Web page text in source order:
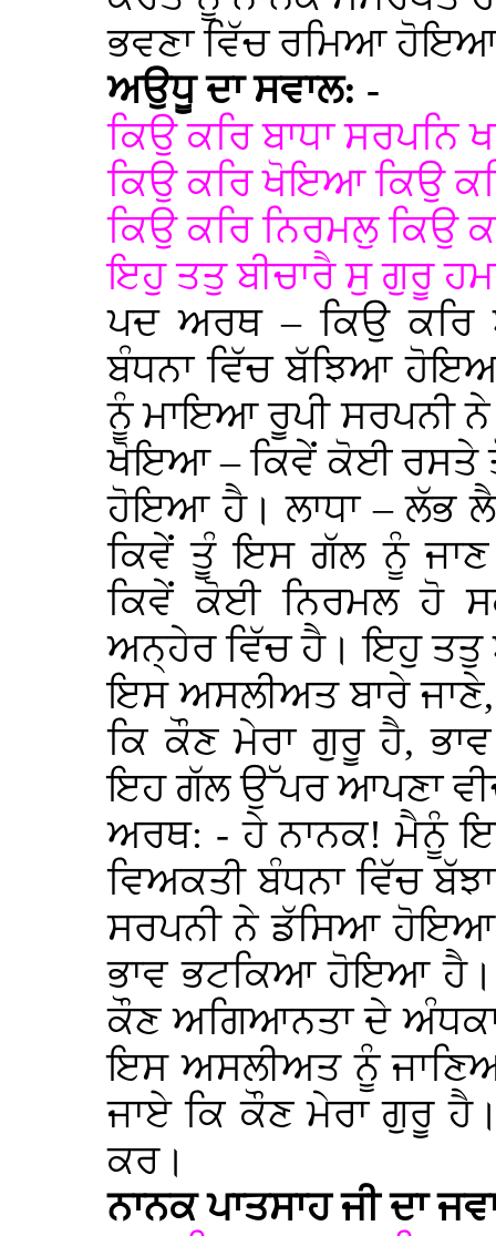
ਭਵਣਾ ਵਿੱਚ ਰਮਿਆ
ਅਉਧੂ ਦਾ ਸਵਾਲ: -
ਕਿਉ ਕਰਿ ਬਾਧਾ ਸਰਪਨਿ
ਕਿਉ ਕਰਿ ਖੋਇਆ ਕਿਉ
ਕਿਉ ਕਰਿ ਨਿਰਮਲੁ ਕਿਉ
ਇਹੁ ਤਤੁ ਬੀਚਾਰੈ ਸੁ ਗੁਰੂ
ਪਦ ਅਰਥ – ਕਿਉ ਕਰਿ
ਬੰਧਨਾ ਵਿੱਚ ਬੱਝਿਆ ਹੋਇਆ
ਨੂੰ ਮਾਇਆ ਰੂਪੀ ਸਰਪਨੀ
ਖੋਇਆ – ਕਿਵੇਂ ਕੋਈ
ਹੋਇਆ ਹੈ। ਲਾਧਾ – ਲੱਭ
ਕਿਵੇਂ ਤੂੰ ਇਸ ਗੱਲ ਨੂੰ
ਕਿਵੇਂ ਕੋਈ ਨਿਰਮਲ ਹੋ
ਅਨ੍ਹੇਰ ਵਿੱਚ ਹੈ। ਇਹੁ ਤਤੁ
ਇਸ ਅਸਲੀਅਤ ਬਾਰੇ
ਕਿ ਕੌਣ ਮੇਰਾ ਗੁਰੂ ਹੈ,
ਇਹ ਗੱਲ ਉੱਪਰ ਆਪਣਾ
ਅਰਥ: - ਹੇ ਨਾਨਕ! ਮੈਨੂੰ
ਵਿਅਕਤੀ ਬੰਧਨਾ ਵਿੱਚ
ਸਰਪਨੀ ਨੇ ਡੱਸਿਆ
ਭਾਵ ਭਟਕਿਆ ਹੋਇਆ ਹੈ।
ਕੌਣ ਅਗਿਆਨਤਾ ਦੇ
ਇਸ ਅਸਲੀਅਤ ਨੂੰ
ਜਾਏ ਕਿ ਕੌਣ ਮੇਰਾ ਗੁਰੂ
ਕਰ।
ਨਾਨਕ ਪਾਤਸਾਹ ਜੀ ਦਾ